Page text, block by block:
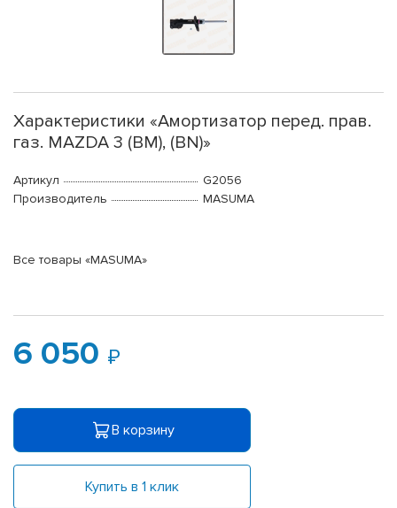
Характеристики «Амортизатор перед. прав.
газ. MAZDA 3 (BM), (BN)»
Артикул
G2056
Производитель
MASUMA
Все товары «MASUMA»
6 050
В корзину
Купить в 1 клик